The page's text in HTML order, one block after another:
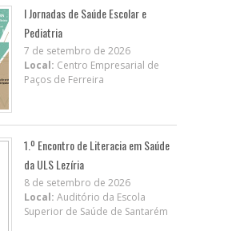
I Jornadas de Saúde Escolar e
Pediatria
7 de setembro de 2026
Local: Centro Empresarial de
Paços de Ferreira
1.º Encontro de Literacia em Saúde
da ULS Lezíria
8 de setembro de 2026
Local: Auditório da Escola
Superior de Saúde de Santarém